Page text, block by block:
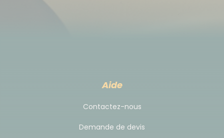
Les transferts inclus :
Aide
Contactez-nous
Demande de devis